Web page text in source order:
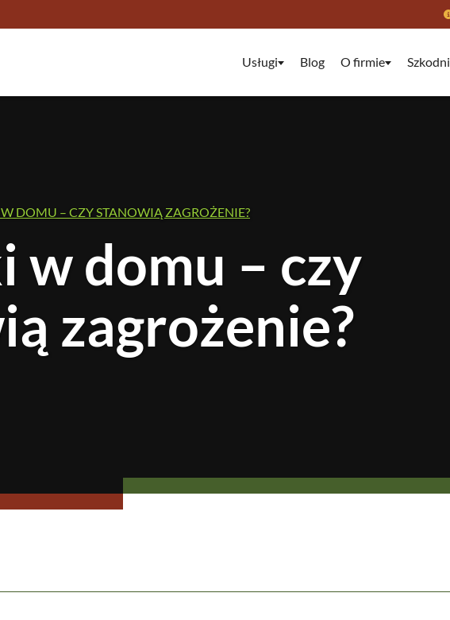
Usługi Blog O firmie
DOMU – CZY STANOWIĄ ZAGROŻENIE?
w domu – czy
zagrożenie?